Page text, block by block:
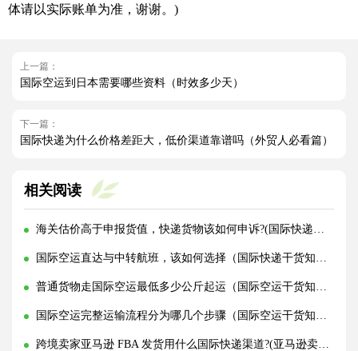
体请以实际账单为准，谢谢。)
上一篇：
国际空运到日本需要哪些资料（时效多少天）
下一篇：
国际快递为什么价格差距大，低价渠道靠谱吗（外贸人必看篇）
相关阅读
海关估价高于申报货值，快递货物该如何申诉?(国际快递干货知识分享)
国际空运直达与中转航班，该如何选择（国际快递干货知识分享）
普通货物走国际空运最低多少公斤起运（国际空运干货知识分享）
国际空运完整运输流程分为哪几个步骤（国际空运干货知识分享）
跨境卖家亚马逊 FBA 发货用什么国际快递渠道?(亚马逊卖家必看篇)